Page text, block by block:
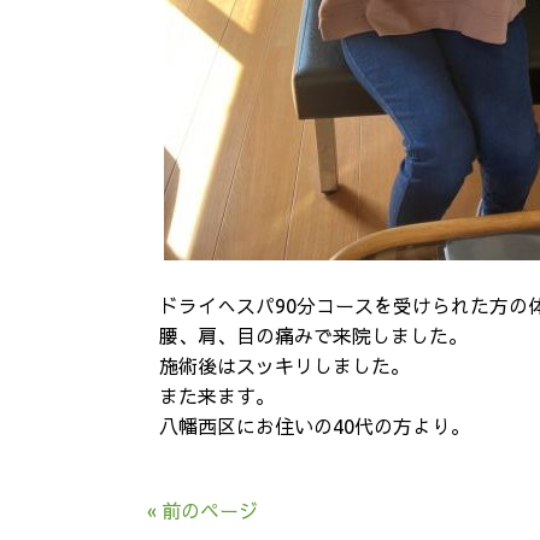
ドライへスパ90分コースを受けられた方の
腰、肩、目の痛みで来院しました。
施術後はスッキリしました。
また来ます。
八幡西区にお住いの40代の方より。
« 前のページ